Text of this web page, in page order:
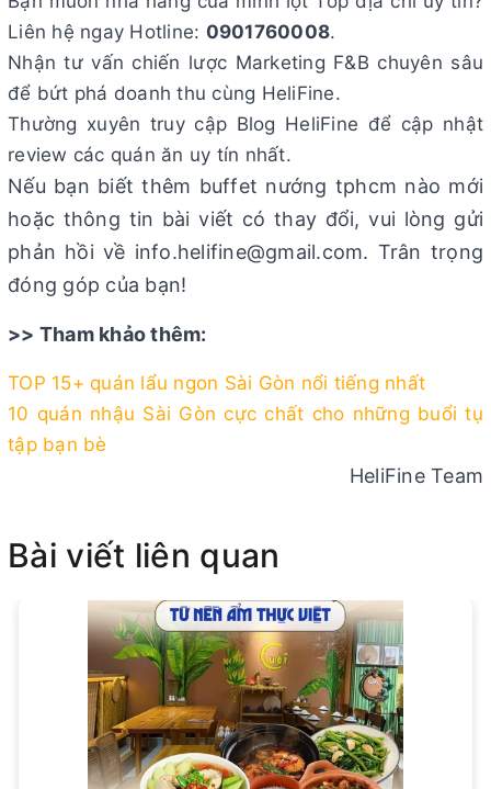
Liên hệ ngay Hotline: 0901760008.
Nhận tư vấn chiến lược Marketing F&B chuyên sâu
để bứt phá doanh thu cùng HeliFine.
Thường xuyên truy cập Blog HeliFine để cập nhật
review các quán ăn uy tín nhất.
Nếu bạn biết thêm buffet nướng tphcm nào mới
hoặc thông tin bài viết có thay đổi, vui lòng gửi
phản hồi về info.helifine@gmail.com. Trân trọng
đóng góp của bạn!
>> Tham khảo thêm:
TOP 15+ quán lẩu ngon Sài Gòn nổi tiếng nhất
10 quán nhậu Sài Gòn cực chất cho những buổi tụ
tập bạn bè
HeliFine Team
Bài viết liên quan